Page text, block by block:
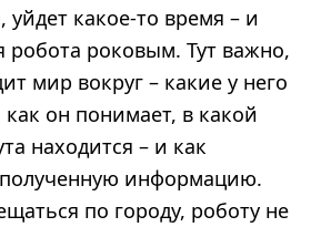
уйдет какое-то время – и
робота роковым. Тут важно,
мир вокруг – какие у него
как он понимает, в какой
находится – и как
полученную информацию.
по городу, роботу не